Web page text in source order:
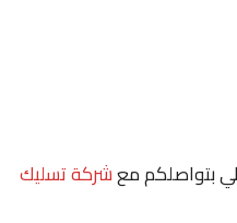
بتواصلكم معشركة تسليك